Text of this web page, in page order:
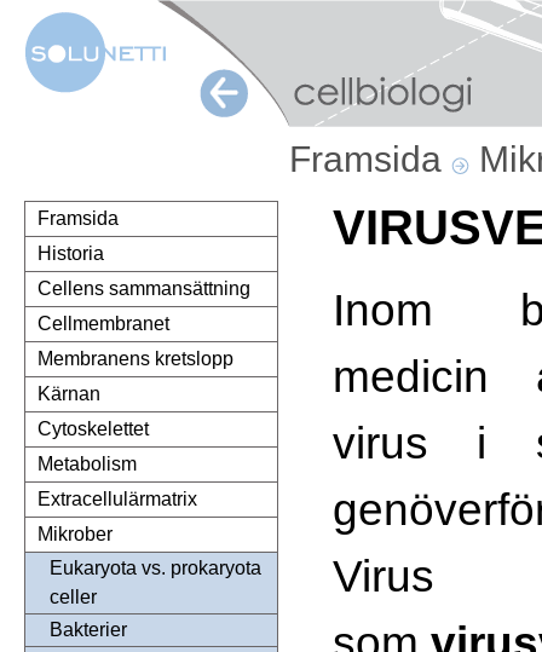
Framsida
Framsida
Historia
Cellens sammansättning
Cellmembranet
Membranens kretslopp
Kärnan
Cytoskelettet
Metabolism
Extracellulärmatrix
Mikrober
Eukaryota vs. prokaryota
celler
Bakterier
Inom
medicin
virus i
Virus
som